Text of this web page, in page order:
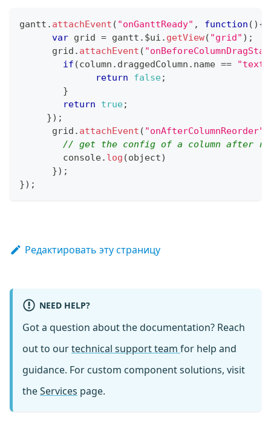
gantt . attachEvent ( "onGanttReady" , function ( ) {
var grid = gantt . $ui . getView( "grid" ) ;
      grid
. attachEvent (
if (column . draggedColumn . name == "text"
return
false;
}
return
true;
}) ;
      grid
. attachEvent ( "onAfterColumnReorder"
// get the config of a column after
console. log (object)
}) ;
}) ;
Редактировать эту страницу
NEED HELP?
Got a question about the documentation? Reach
out to ourtechnical support team for help and
guidance. For custom component solutions, visit
theServices page.